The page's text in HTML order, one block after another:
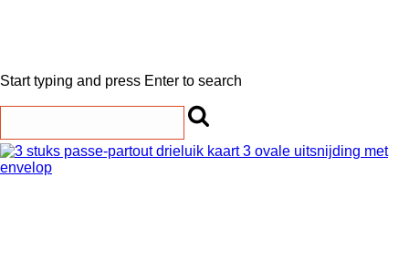
Start typing and press Enter to search